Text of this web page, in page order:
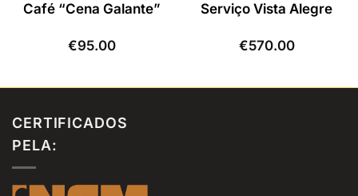
Café “Cena Galante”
€95.00
Serviço Vista Alegre
€570.00
CERTIFICADOS
PELA: